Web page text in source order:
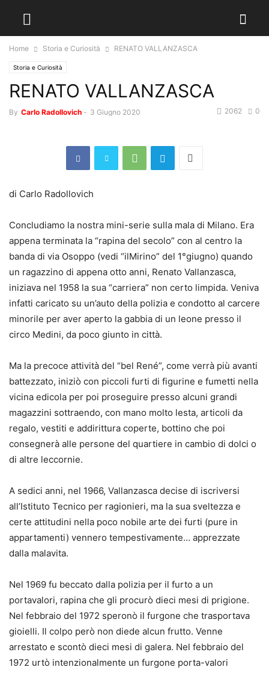
Home Storia e Curiosità RENATO VALLANZASCA
Storia e Curiosità
RENATO VALLANZASCA
By Carlo Radollovich - 3 Giugno 2020 0
2062
di Carlo Radollovich
Concludiamo la nostra mini-serie sulla mala di Milano. Era
appena terminata la “rapina del secolo” con al centro la
banda di via Osoppo (vedi “ilMirino” del 1°giugno) quando
un ragazzino di appena otto anni, Renato Vallanzasca,
iniziava nel 1958 la sua “carriera” non certo limpida. Veniva
infatti caricato su un’auto della polizia e condotto al carcere
minorile per aver aperto la gabbia di un leone presso il
circo Medini, da poco giunto in città.
Ma la precoce attività del “bel René”, come verrà più avanti
battezzato, iniziò con piccoli furti di figurine e fumetti nella
vicina edicola per poi proseguire presso alcuni grandi
magazzini sottraendo, con mano molto lesta, articoli da
regalo, vestiti e addirittura coperte, bottino che poi
consegnerà alle persone del quartiere in cambio di dolci o
di altre leccornie.
A sedici anni, nel 1966, Vallanzasca decise di iscriversi
all’Istituto Tecnico per ragionieri, ma la sua sveltezza e
certe attitudini nella poco nobile arte dei furti (pure in
appartamenti) vennero tempestivamente… apprezzate
dalla malavita.
Nel 1969 fu beccato dalla polizia per il furto a un
portavalori, rapina che gli procurò dieci mesi di prigione.
Nel febbraio del 1972 speronò il furgone che trasportava
gioielli. Il colpo però non diede alcun frutto. Venne
arrestato e scontò dieci mesi di galera. Nel febbraio del
1972 urtò intenzionalmente un furgone porta-valori